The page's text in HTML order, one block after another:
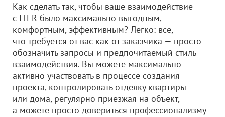
Как сделать так, чтобы ваше взаимодействие
с ITER было максимально выгодным,
комфортным, эффективным? Легко: все,
что требуется от вас как от заказчика — просто
обозначить запросы и предпочитаемый стиль
взаимодействия. Вы можете максимально
активно участвовать в процессе создания
проекта, контролировать отделку квартиры
или дома, регулярно приезжая на объект,
а можете просто довериться профессионализму